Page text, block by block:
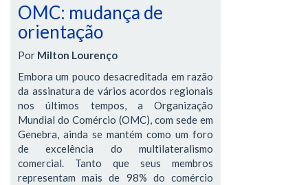
OMC: mudança de
orientação
Por Milton Lourenço
Embora um pouco desacreditada em razão
da assinatura de vários acordos regionais
nos últimos tempos, a Organização
Mundial do Comércio (OMC), com sede em
Genebra, ainda se mantém como um foro
de excelência do multilateralismo
comercial. Tanto que seus membros
representam mais de 98% do comércio